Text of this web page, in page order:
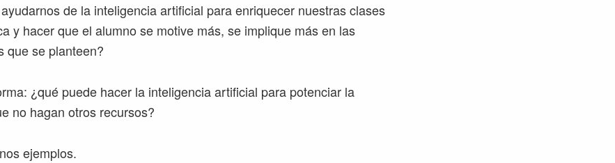
de la inteligencia artificial para enriquecer nuestras clases
y hacer que el alumno se motive más, se implique más en las
que se planteen?
¿qué puede hacer la inteligencia artificial para potenciar la
no hagan otros recursos?
ejemplos.